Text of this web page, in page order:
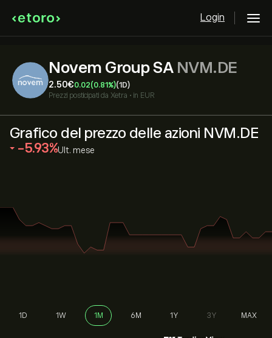
Login
Novem Group SA NVM.DE
2.50‎€‎0.02(0.81%)(1D)
Prezzi posticipati da Xetra • in EUR
Grafico del prezzo delle azioni NVM.DE
‎-5.93‎ Ult. mese
1D 1W 1M 6M 1Y 3Y MAX